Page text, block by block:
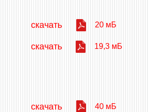
скачать 20 мБ
скачать 19,3 мБ
скачать 40 мБ